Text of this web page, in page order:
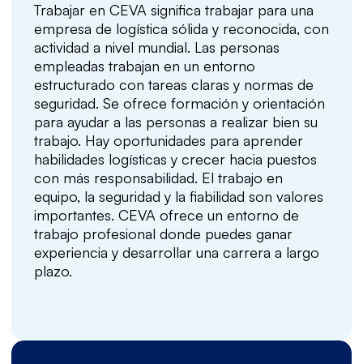
Trabajar en CEVA significa trabajar para una
empresa de logística sólida y reconocida, con
actividad a nivel mundial. Las personas
empleadas trabajan en un entorno
estructurado con tareas claras y normas de
seguridad. Se ofrece formación y orientación
para ayudar a las personas a realizar bien su
trabajo. Hay oportunidades para aprender
habilidades logísticas y crecer hacia puestos
con más responsabilidad. El trabajo en
equipo, la seguridad y la fiabilidad son valores
importantes. CEVA ofrece un entorno de
trabajo profesional donde puedes ganar
experiencia y desarrollar una carrera a largo
plazo.